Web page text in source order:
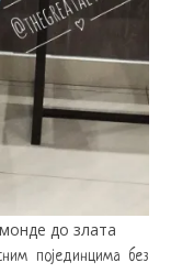
до злата
појединцима без